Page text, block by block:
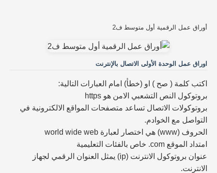
أوراق عمل الرقمية أول متوسط ف2
اوراق عمل الوحدة الأولى الاتصال بالإنترنت
اكتب كلمة ( صح ) او (خطأ) امام العبارات التالية:
بروتوكول النص التشعبي الامن هو https
بروتوكولات الاتصال تساعد متصفحات المواقع الالكترونية في
التواصل مع الخوادم.
الحروف (www) هي اختصار لعبارة world wide web
امتداد الموقع com. خاص بالفئات التعليمية
عنوان بروتوكول الانترنت (ip) يمثل العنوان الرقمي لجهاز
الانترنت.